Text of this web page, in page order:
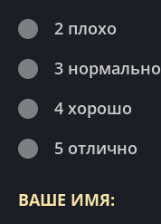
2 плохо
3 нормально
4 хорошо
5 отлично
ВАШЕ ИМЯ: